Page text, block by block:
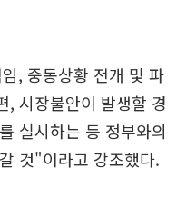
, 중동상황 전개 및 파
, 시장불안이 발생할 경
실시하는 등 정부와의
것"이라고 강조했다.